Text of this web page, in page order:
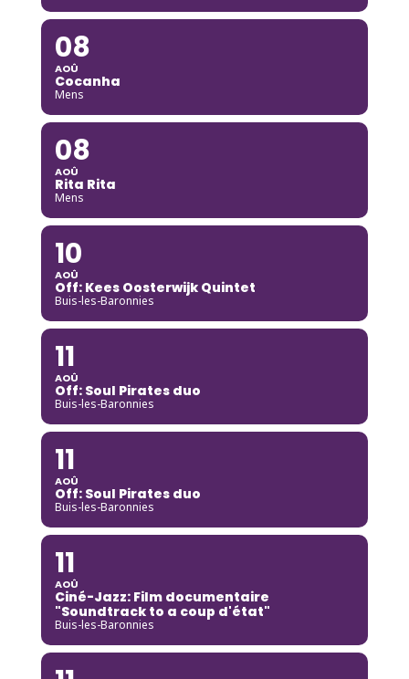
08
AOÛ
Cocanha
Mens
08
AOÛ
Rita Rita
Mens
10
AOÛ
Off: Kees Oosterwijk Quintet
Buis-les-Baronnies
11
AOÛ
Off: Soul Pirates duo
Buis-les-Baronnies
11
AOÛ
Off: Soul Pirates duo
Buis-les-Baronnies
11
AOÛ
Ciné-Jazz: Film documentaire
"Soundtrack to a coup d'état"
Buis-les-Baronnies